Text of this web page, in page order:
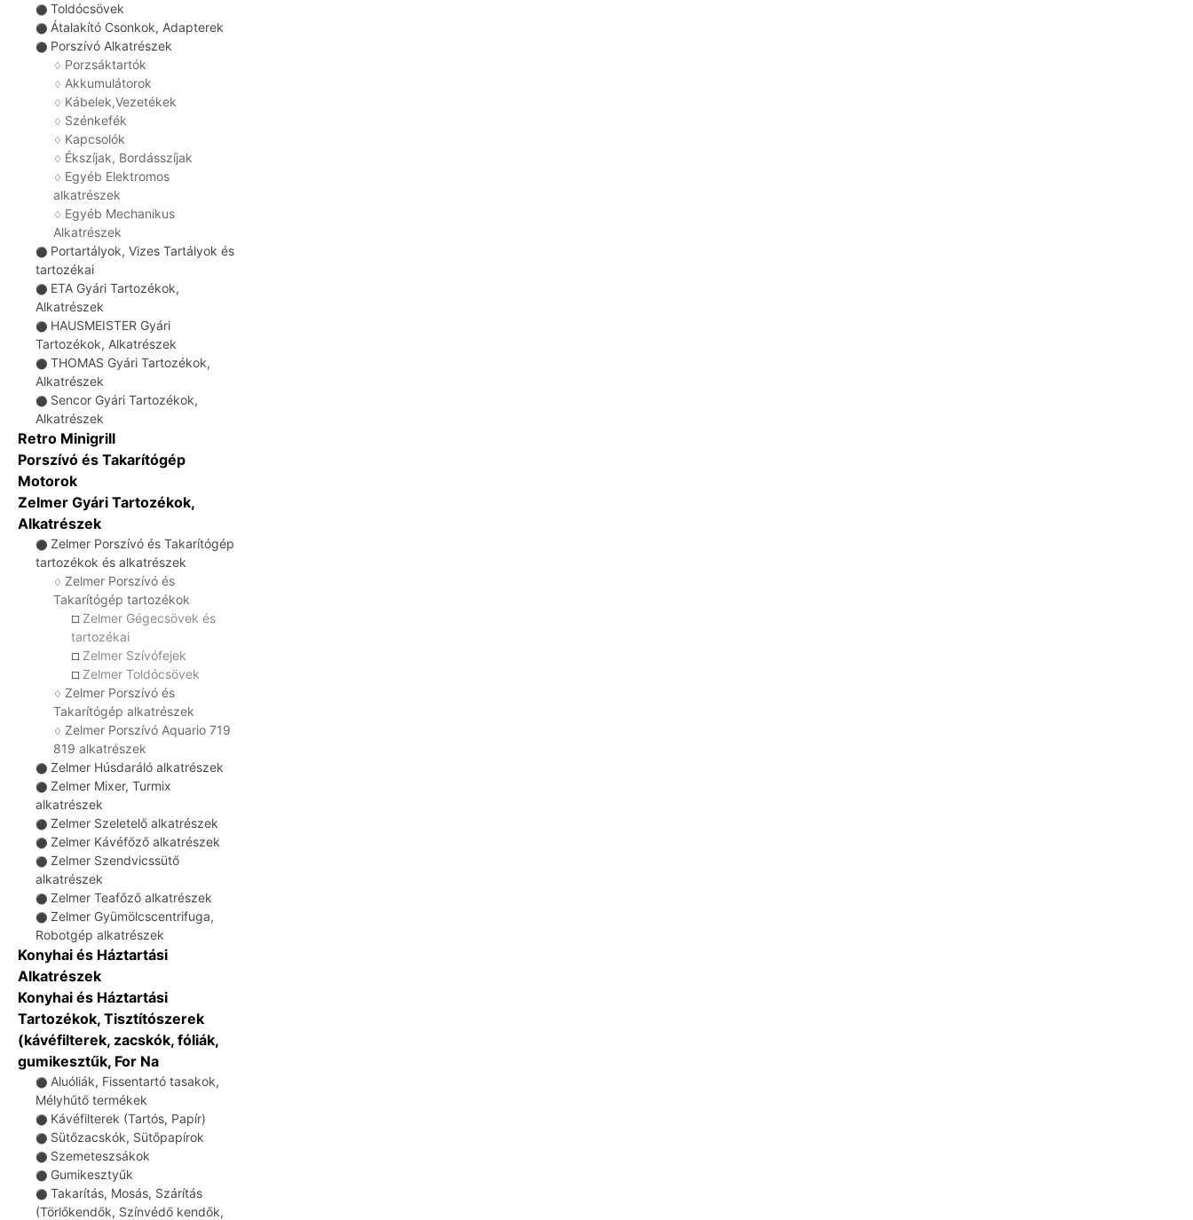
⚫ Toldócsövek
⚫ Átalakító Csonkok, Adapterek
⚫ Porszívó Alkatrészek
♢ Porzsáktartók
♢ Akkumulátorok
♢ Kábelek,Vezetékek
♢ Szénkefék
♢ Kapcsolók
♢ Ékszíjak, Bordásszíjak
♢ Egyéb Elektromos
alkatrészek
♢ Egyéb Mechanikus
Alkatrészek
⚫ Portartályok, Vizes Tartályok és
tartozékai
⚫ ETA Gyári Tartozékok,
Alkatrészek
⚫ HAUSMEISTER Gyári
Tartozékok, Alkatrészek
⚫ THOMAS Gyári Tartozékok,
Alkatrészek
⚫ Sencor Gyári Tartozékok,
Alkatrészek
Retro Minigrill
Porszívó és Takarítógép
Motorok
Zelmer Gyári Tartozékok,
Alkatrészek
⚫ Zelmer Porszívó és Takarítógép
tartozékok és alkatrészek
♢ Zelmer Porszívó és
Takarítógép tartozékok
☐ Zelmer Gégecsövek és
tartozékai
☐ Zelmer Szívófejek
☐ Zelmer Toldócsövek
♢ Zelmer Porszívó és
Takarítógép alkatrészek
♢ Zelmer Porszívó Aquario 719
819 alkatrészek
⚫ Zelmer Húsdaráló alkatrészek
⚫ Zelmer Mixer, Turmix
alkatrészek
⚫ Zelmer Szeletelő alkatrészek
⚫ Zelmer Kávéfőző alkatrészek
⚫ Zelmer Szendvicssütő
alkatrészek
⚫ Zelmer Teafőző alkatrészek
⚫ Zelmer Gyümölcscentrifuga,
Robotgép alkatrészek
Konyhai és Háztartási
Alkatrészek
Konyhai és Háztartási
Tartozékok, Tisztítószerek
(kávéfilterek, zacskók, fóliák,
gumikesztűk, For Na
⚫ Aluóliák, Fissentartó tasakok,
Mélyhűtő termékek
⚫ Kávéfilterek (Tartós, Papír)
⚫ Sütőzacskók, Sütőpapírok
⚫ Szemeteszsákok
⚫ Gumikesztyűk
⚫ Takarítás, Mosás, Szárítás
(Törlőkendők, Színvédő kendők,